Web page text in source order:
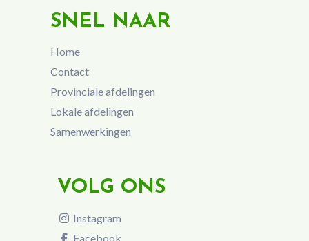
SNEL NAAR
Home
Contact
Provinciale afdelingen
Lokale afdelingen
Samenwerkingen
VOLG ONS
Instagram
Facebook